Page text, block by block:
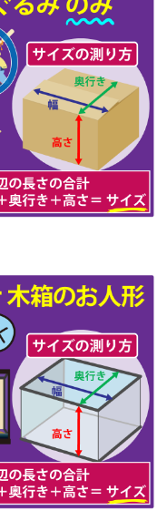
一式で引き取っ
1日(火)
日(水)
19日(金)
日(火)
10日(金)
21日(水)
19日(水)
日(木)
日(月)
日(金)
日(火)
日(月)
日(火)